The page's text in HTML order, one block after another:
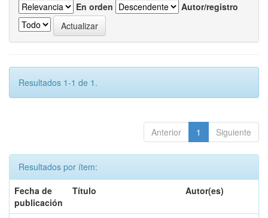
En orden
Autor/registro
Resultados 1-1 de 1.
Anterior 1 Siguiente
Resultados por ítem:
Fecha de
publicación
Título Autor(es)